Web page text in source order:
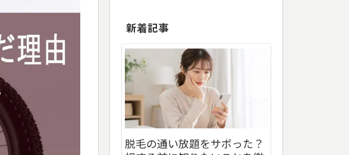
新着記事
脱毛の通い放題をサボった？